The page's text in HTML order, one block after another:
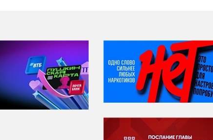
НИ ДНЯ БЕЗ ДАТЫ...
08 августа
ВСЕМИРНЫЙ ДЕНЬ
КОШЕК